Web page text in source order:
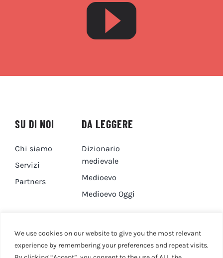
We use cookies on our website to give you the most relevant
experience by remembering your preferences and repeat visits.
SU DI NOI
Chi siamo
Servizi
Partners
DA LEGGERE
Dizionario
medievale
Medioevo
Medioevo Oggi
DA GUARDARE CONTATTI